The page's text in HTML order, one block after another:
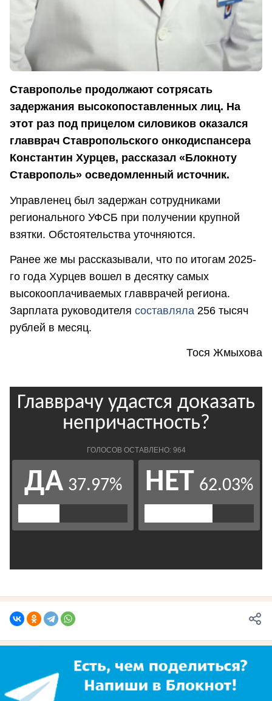
Ставрополье продолжают сотрясать
задержания высокопоставленных лиц. На
этот раз под прицелом силовиков оказался
главврач Ставропольского онкодиспансера
Константин Хурцев, рассказал «Блокноту
Ставрополь» осведомленный источник.
Управленец был задержан сотрудниками
регионального УФСБ при получении крупной
взятки. Обстоятельства уточняются.
Ранее же мы рассказывали, что по итогам 2025-
го года Хурцев вошел в десятку самых
высокооплачиваемых главврачей региона.
Зарплата руководителя составляла 256 тысяч
рублей в месяц.
Тося Жмыхова